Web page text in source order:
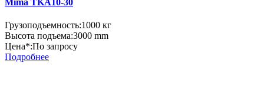
Mima TKA10-30
Грузоподъемность:1000 кг
Высота подъема:3000 mm
Цена*:По запросу
Подробнее